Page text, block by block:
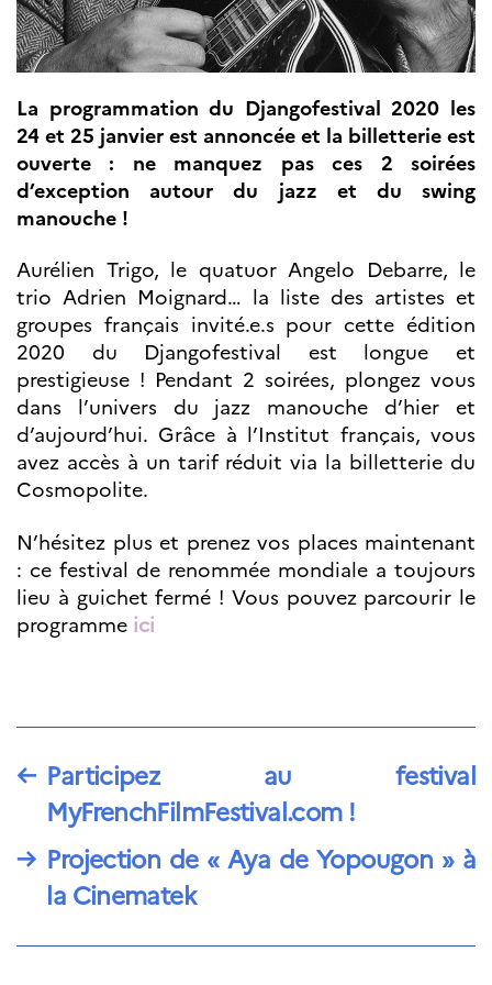
Partenaires
Formation des
enseignants
formations
Ressources
pédagogiques
UNIVERSITÉS
post-
doctorants
Étudier en France
Campus France
Norvège en voyage en
France
Étudier en
Norvège
Doctorats et post-
doctorats en
France
French+Gastronomy et
French+ Hospitality
Témoignages
Institutionnels
Programmes de
PHC Aurora
Bourses
Arctic Frontiers
France Excellence
La programmation du Djangofestival 2020 les
24 et 25 janvier est annoncée et la billetterie est
ouverte : ne manquez pas ces 2 soirées
d’exception autour du jazz et du swing
manouche !
Aurélien Trigo, le quatuor Angelo Debarre, le
trio Adrien Moignard… la liste des artistes et
groupes français invité.e.s pour cette édition
2020 du Djangofestival est longue et
prestigieuse ! Pendant 2 soirées, plongez vous
dans l’univers du jazz manouche d’hier et
d’aujourd’hui. Grâce à l’Institut français, vous
avez accès à un tarif réduit via la billetterie du
Cosmopolite.
N’hésitez plus et prenez vos places maintenant
: ce festival de renommée mondiale a toujours
lieu à guichet fermé ! Vous pouvez parcourir le
programme ici
← Participez au festival
MyFrenchFilmFestival.com !
→ Projection de « Aya de Yopougon » à
la Cinematek